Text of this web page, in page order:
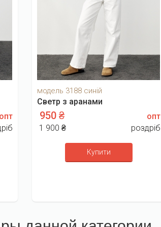
опт
модель 3188 синій
Светр з аранами
950 ₴
опт
1 900 ₴
роздріб
Купити